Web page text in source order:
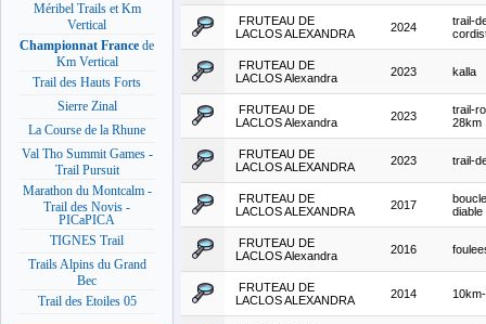
Méribel Trails et Km
Vertical
Championnat France de
Km Vertical
Trail des Hauts Forts
Sierre Zinal
La Course de la Rhune
Val Tho Summit Games -
Trail Pursuit
Marathon du Montcalm -
Trail des Novis -
PICaPICA
TIGNES Trail
Trails Alpins du Grand
Bec
Trail des Etoiles 05
FRUTEAU DE
LACLOS ALEXANDRA
2024
trail-
FRUTEAU DE
LACLOS Alexandra
2023 kalla
FRUTEAU DE
LACLOS Alexandra
2023
trail-
28km
FRUTEAU DE
LACLOS ALEXANDRA
2023 trail-
FRUTEAU DE
LACLOS ALEXANDRA
2017
diable
FRUTEAU DE
LACLOS Alexandra
2016
FRUTEAU DE
LACLOS ALEXANDRA
2014